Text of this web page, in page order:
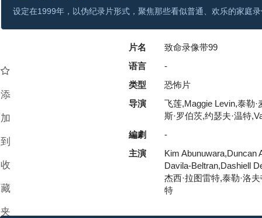
设定在1999年，以伪纪录片形式，聚焦那些看似普通、欢乐的家庭
添
加
到
收
藏
夹
片名
致命录像带99
语言
-
类型
恐怖片
导演
飞莲,Maggie Levin,泰勒
斯·罗伯茨,约瑟夫·温特
編劇
-
主演
Kim Abunuwara,Duncan
Davila-Beltran,Dashiell
杰西·拉图雷特,泰勒·洛
特